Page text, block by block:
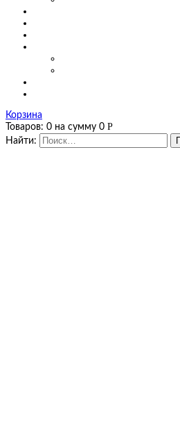
Корзина
Товаров: 0 на сумму 0 Р
Найти: